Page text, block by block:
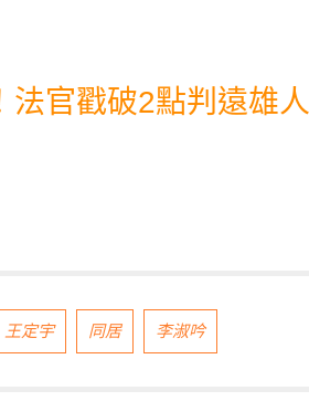
法官戳破2點判遠雄人
王定宇 同居 李淑吟